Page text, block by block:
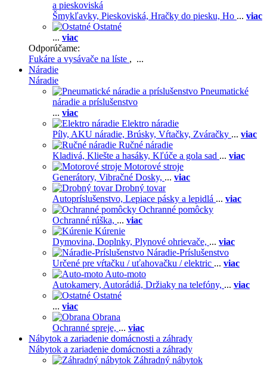
a pieskoviská
Šmykľavky, Pieskoviská, Hračky do piesku, Ho ... viac
Ostatné
... viac
Odporúčame:
Fukáre a vysávače na líste , ...
Náradie
Náradie
Pneumatické
náradie a príslušenstvo
... viac
Elektro náradie
Píly, AKU náradie, Brúsky, Vŕtačky, Zváračky ... viac
Ručné náradie
Kladivá, Kliešte a hasáky, Kľúče a gola sad ... viac
Motorové stroje
Generátory, Vibračné Dosky, ... viac
Drobný tovar
Autopríslušenstvo, Lepiace pásky a lepidlá ... viac
Ochranné pomôcky
Ochranné rúška, ... viac
Kúrenie
Dymovina, Doplnky, Plynové ohrievače, ... viac
Náradie-Príslušenstvo
Určené pre vŕtačku / uťahovačku / elektric ... viac
Auto-moto
Autokamery, Autorádiá, Držiaky na telefóny, ... viac
Ostatné
... viac
Obrana
Ochranné spreje, ... viac
Nábytok a zariadenie domácnosti a záhrady
Nábytok a zariadenie domácnosti a záhrady
Záhradný nábytok